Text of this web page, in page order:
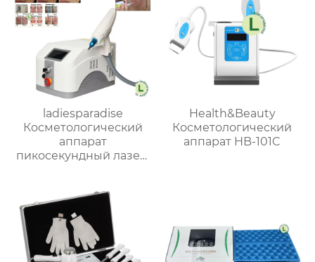
ladiesparadise
Косметологический
аппарат
пикосекундный лазер,
татуировки бровей,
пигментное удаление
веснушек,
отбеливание кожи
DY.T2701
Health&Beauty
Косметологический
аппарат HB-101C